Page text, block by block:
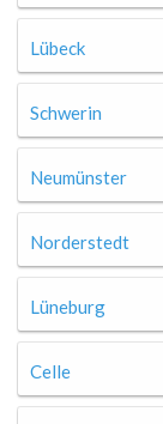
Lübeck
Schwerin
Neumünster
Norderstedt
Lüneburg
Celle